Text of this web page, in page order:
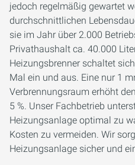
jedoch regelmäßig gewartet
durchschnittlichen
sie im Jahr über 2.000
Privathaushalt ca. 40.000
Heizungsbrenner schaltet
Mal ein und aus. Eine nur 1
Verbrennungsraum erhöht
5 %. Unser Fachbetrieb
Heizungsanlage optimal zu
Kosten zu vermeiden. Wir
Heizungsanlage sicher und